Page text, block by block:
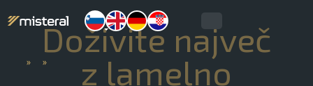
» »
Doživite največ
z lamelno